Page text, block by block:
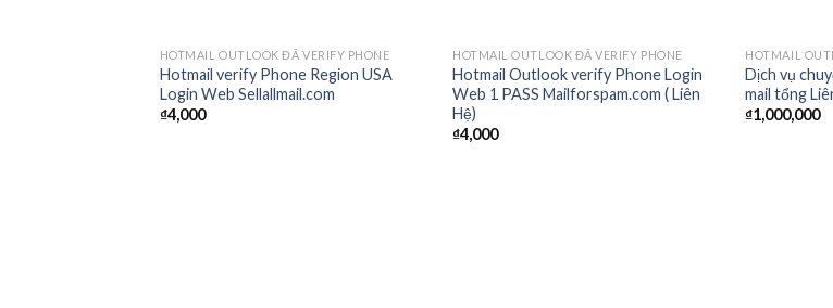
Add to
wishlist
HOTMAIL OUTLOOK ĐÃ VERIFY PHONE
Hotmail verify Phone Region USA
Login Web Sellallmail.com
₫4,000
Add to
wishlist
OUT OF STOCK
HOTMAIL OUTLOOK ĐÃ VERIFY PHONE
Hotmail Outlook verify Phone Login
Web 1 PASS Mailforspam.com ( Liên
Hệ)
₫4,000
HOTMAIL
Dịch vụ
mail tổng
₫1,000,000